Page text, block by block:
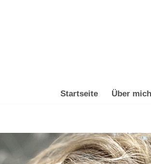
Startseite Über mich